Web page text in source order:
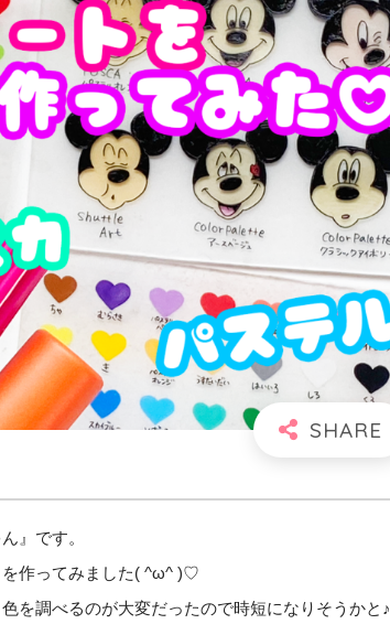
』です。
作ってみました( ^ω^ )♡
を調べるのが大変だったので時短になりそうかと♪